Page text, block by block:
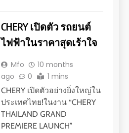
CHERY เปิดตัว รถยนต์
ไฟฟ้าในราคาสุดเร้าใจ
Mfo
10 months
ago
0 1 mins
CHERY เปิดตัวอย่างยิ่งใหญ่ใน
ประเทศไทย!ในงาน “CHERY
THAILAND GRAND
PREMIERE LAUNCH”